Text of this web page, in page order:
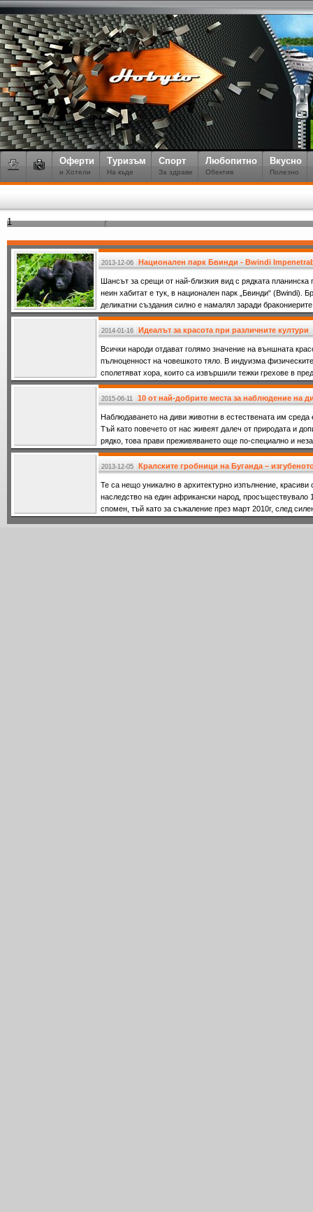
Оферти
и Хотели
Туризъм
На къде
Спорт
За здраве
Любопитно
Обектив
Вкусно
Полезно
1
2013-12-06 Национален парк Бвинди - Bwindi
Шансът за срещи от най-близкия вид с рядката планинска
неин хабитат е тук, в национален парк „Бвинди“ (Bwindi).
деликатни създания силно е намалял заради
2014-01-16 Идеалът за красота при различните култури
Всички народи отдават голямо значение на външната
пълноценност на човешкото тяло. В индуизма
сполетяват хора, които са извършили тежки грехове в
предания
2015-06-11 10 от най-добрите места за наблюдение на
Наблюдаването на диви животни в естествената им
Тъй като повечето от нас живеят далеч от природата и
рядко, това прави преживяването още по-специално и
места в
2013-12-05 Кралските гробници на Буганда –
Те са нещо уникално в архитектурно изпълнение, красиви
наследство на един африкански народ, просъществувало
спомен, тъй като за съжаление през март 2010г, след